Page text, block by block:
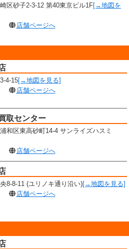
区砂子2-3-12 第40東京ビル1F[→地図を
店舗ページへ
4-15[→地図を見る]
店舗ページへ
取センター
和区東高砂町14-4 サンライズハスミ
店舗ページへ
8-8-11 (ユリノキ通り沿い)[→地図を見る]
店舗ページへ